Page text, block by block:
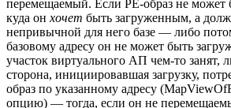
перемещаемый. Если PE-образ не может
куда он хочет быть загруженным, а
непривычной для него базе — либо
базовому адресу он не может быть
участок виртуального АП чем-то занят,
сторона, инициировавшая загрузку,
образ по указанному адресу
опцию) — тогда, если он не